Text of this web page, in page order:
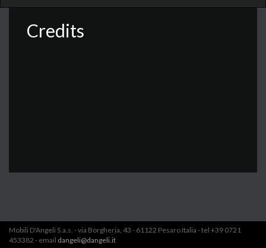
Credits
Mobili D'Angeli S.a.s. - via Borgheria, 43 - 61122 Pesaro Italia - tel +39 0721
453382 - email dangeli@dangeli.it